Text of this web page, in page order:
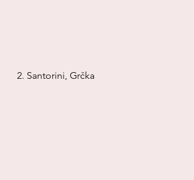
2. Santorini, Grčka